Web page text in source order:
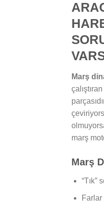
Marş
marş
Marş
“Tık”
Farlar